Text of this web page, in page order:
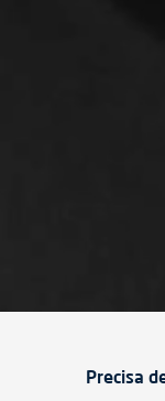
Precisa